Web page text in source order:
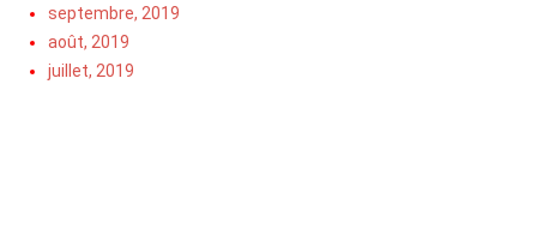
septembre, 2019
août, 2019
juillet, 2019